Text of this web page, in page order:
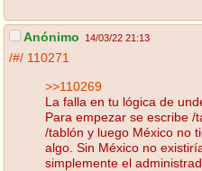
Anónimo 14/03/22 21:13
/#/ 110271
>>110269
La falla en tu lógica de
Para empezar se escribe /
/tablón y luego México no
algo. Sin México no
simplemente el